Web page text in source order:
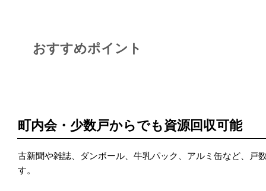
おすすめポイント
町内会・少数戸からでも資源回収可能
古新聞や雑誌、ダンボール、牛乳パック、アルミ缶など、戸
す。